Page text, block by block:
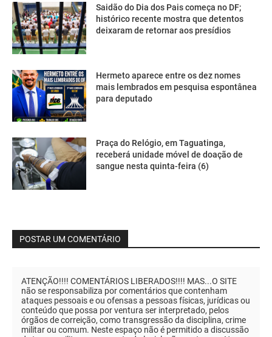
Saidão do Dia dos Pais começa no DF;
histórico recente mostra que detentos
deixaram de retornar aos presídios
Hermeto aparece entre os dez nomes
mais lembrados em pesquisa espontânea
para deputado
Praça do Relógio, em Taguatinga,
receberá unidade móvel de doação de
sangue nesta quinta-feira (6)
POSTAR UM COMENTÁRIO
ATENÇÃO!!!! COMENTÁRIOS LIBERADOS!!!! MAS...O SITE
não se responsabiliza por comentários que contenham
ataques pessoais e ou ofensas a pessoas físicas, jurídicas ou
conteúdo que possa por ventura ser interpretado, pelos
órgãos de correição, como transgressão da disciplina, crime
militar ou comum. Neste espaço não é permitido a discussão